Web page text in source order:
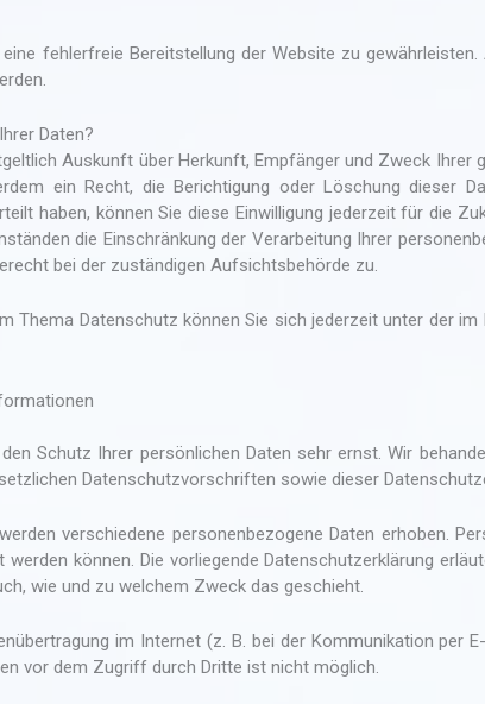
fehlerfreie Bereitstellung der Website zu
Daten?
Auskunft über Herkunft, Empfänger und Zweck Ihrer
ein Recht, die Berichtigung oder Löschung dieser
haben, können Sie diese Einwilligung jederzeit für die
die Einschränkung der Verarbeitung Ihrer
bei der zuständigen Aufsichtsbehörde zu.
Thema Datenschutz können Sie sich jederzeit unter der
Schutz Ihrer persönlichen Daten sehr ernst. Wir
Datenschutzvorschriften sowie dieser
verschiedene personenbezogene Daten erhoben.
können. Die vorliegende Datenschutzerklärung
wie und zu welchem Zweck das geschieht.
im Internet (z. B. bei der Kommunikation per
vor dem Zugriff durch Dritte ist nicht möglich.